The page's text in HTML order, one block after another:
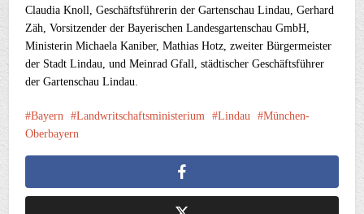
Claudia Knoll, Geschäftsführerin der Gartenschau Lindau, Gerhard
Zäh, Vorsitzender der Bayerischen Landesgartenschau GmbH,
Ministerin Michaela Kaniber, Mathias Hotz, zweiter Bürgermeister
der Stadt Lindau, und Meinrad Gfall, städtischer Geschäftsführer
der Gartenschau Lindau.
Bayern Landwritschaftsministerium Lindau
München-
Oberbayern